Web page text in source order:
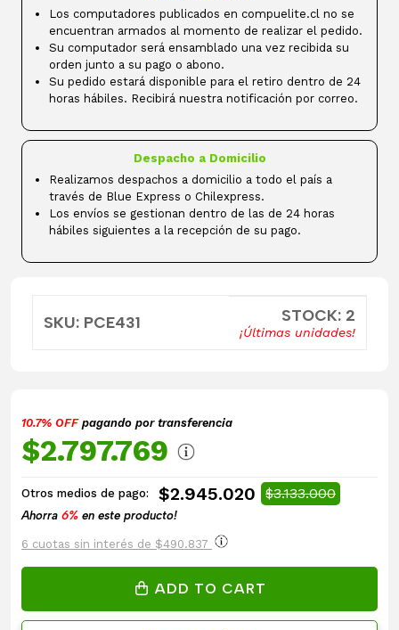
Los computadores publicados en compuelite.cl no se
encuentran armados al momento de realizar el pedido.
Su computador será ensamblado una vez recibida su
orden junto a su pago o abono.
Su pedido estará disponible para el retiro dentro de 24
horas hábiles. Recibirá nuestra notificación por correo.
Despacho a Domicilio
Realizamos despachos a domicilio a todo el país a
través de Blue Express o Chilexpress.
Los envíos se gestionan dentro de las de 24 horas
hábiles siguientes a la recepción de su pago.
SKU: PCE431 STOCK: 2
¡Últimas unidades!
10.7% OFFpagando por transferencia
$2.797.769
Otros medios de pago: $2.945.020 $3.133.000
Ahorra 6% en este producto!
6 cuotas sin interés de $490.837
ADD TO CART